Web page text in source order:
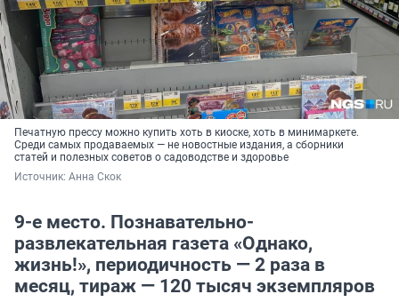
Печатную прессу можно купить хоть в киоске, хоть в минимаркете.
Среди самых продаваемых — не новостные издания, а сборники
статей и полезных советов о садоводстве и здоровье
Источник: Анна Скок
9-е место. Познавательно-
развлекательная газета «Однако,
жизнь!», периодичность — 2 раза в
месяц, тираж — 120 тысяч экземпляров